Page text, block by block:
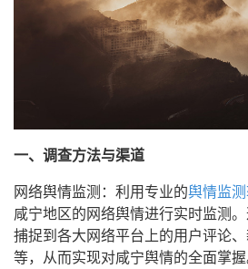
一、调查方法与渠道
网络舆情监测：利用专业的舆情监
咸宁地区的网络舆情进行实时监测
捕捉到各大网络平台上的用户评论
等，从而实现对咸宁舆情的全面掌握